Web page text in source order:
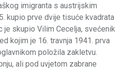
imigranta s austrijskim
kupio prve dvije tisuće kvadrata
je skupio Vilim Cecelja, svećenik
kojim je 16. travnja 1941. prva
položila zakletvu.
ali pod uvjetom zabrane